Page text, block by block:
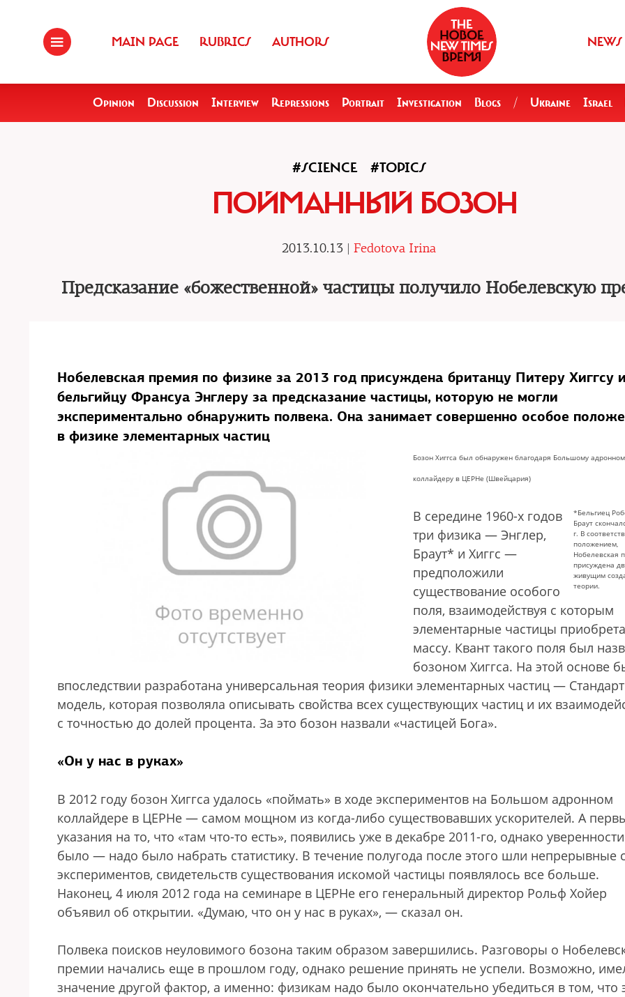
MAIN PAGE RUBRICS AUTHORS NEWS
Opinion Discussion Interview Repressions Portrait Investigation Blogs / Ukraine Israel
#SCIENCE #TOPICS
ПОЙМАННЫЙ БОЗОН
2013.10.13 | Fedotova Irina
Предсказание «божественной» частицы получило Нобелевскую
Нобелевская премия по физике за 2013 год присуждена британцу Питеру Хиггсу и
бельгийцу Франсуа Энглеру за предсказание частицы, которую не могли
экспериментально обнаружить полвека. Она занимает совершенно особое
в физике элементарных частиц
Бозон Хиггса был обнаружен благодаря Большому
коллайдеру в ЦЕРНе (Швейцария)
*Бельгиец
Браут
г. В
положением,
Нобелевская
присуждена
живущим
теории.
В середине 1960-х годов
три физика — Энглер,
Браут* и Хиггс —
предположили
существование особого
поля, взаимодействуя с которым
элементарные частицы
массу. Квант такого поля был
бозоном Хиггса. На этой основе
впоследствии разработана универсальная теория физики элементарных частиц —
модель, которая позволяла описывать свойства всех существующих частиц и их
с точностью до долей процента. За это бозон назвали «частицей Бога».
«Он у нас в руках»
В 2012 году бозон Хиггса удалось «поймать» в ходе экспериментов на Большом адронном
коллайдере в ЦЕРНе — самом мощном из когда-либо существовавших ускорителей. А
указания на то, что «там что-то есть», появились уже в декабре 2011-го, однако
было — надо было набрать статистику. В течение полугода после этого шли непрерывные
экспериментов, свидетельств существования искомой частицы появлялось все больше.
Наконец, 4 июля 2012 года на семинаре в ЦЕРНе его генеральный директор Рольф Хойер
объявил об открытии. «Думаю, что он у нас в руках», — сказал он.
Полвека поисков неуловимого бозона таким образом завершились. Разговоры о
премии начались еще в прошлом году, однако решение принять не успели. Возможно,
значение другой фактор, а именно: физикам надо было окончательно убедиться в том, что